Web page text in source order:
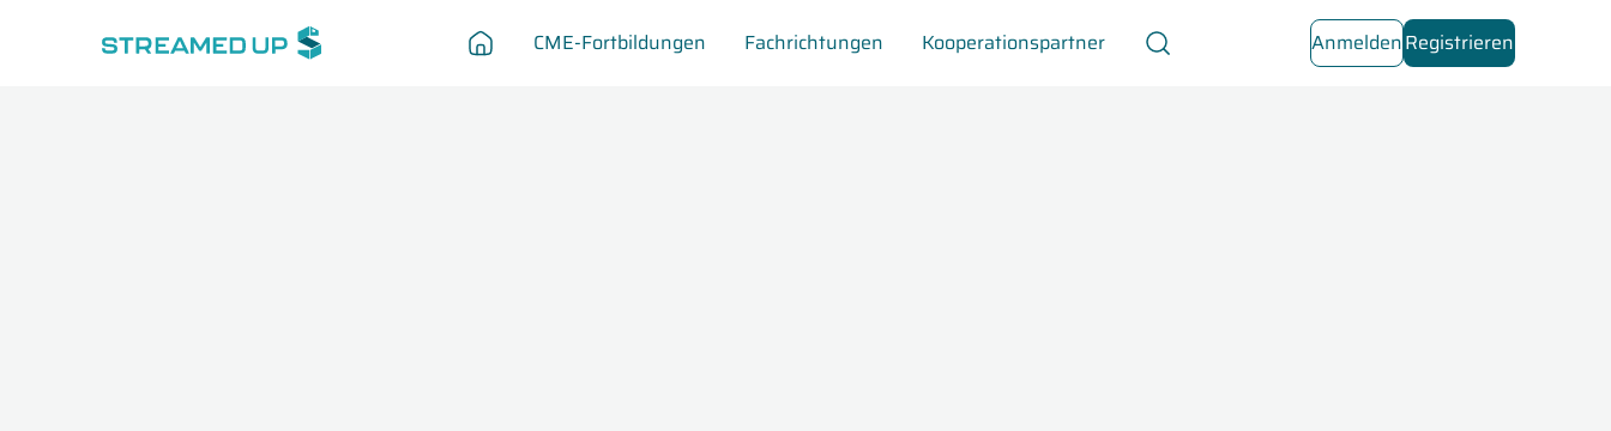
CME-Fortbildungen Fachrichtungen Kooperationspartner AnmeldenRegistrieren